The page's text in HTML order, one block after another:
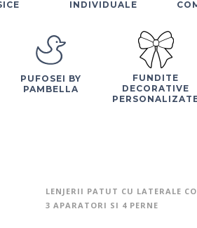
INDIVIDUALE
PUFOSEI BY
PAMBELLA
FUNDITE
DECORATIVE
LENJERII PATUT CU LATERALE
3 APARATORI SI 4 PERNE